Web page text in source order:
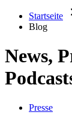
Startseite
Blog
News,
Presse